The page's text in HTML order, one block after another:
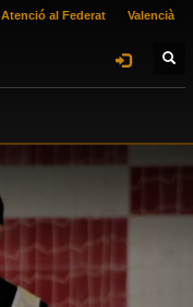
Atenció al Federat Valencià